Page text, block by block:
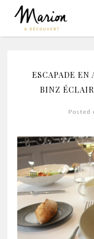
ESCAPADE EN
BINZ
Posted